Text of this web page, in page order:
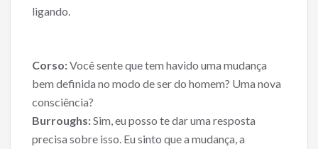
ligando.
Corso:Você sente que tem havido uma mudança
bem definida no modo de ser do homem? Uma nova
consciência?
Burroughs:Sim, eu posso te dar uma resposta
precisa sobre isso. Eu sinto que a mudança, a